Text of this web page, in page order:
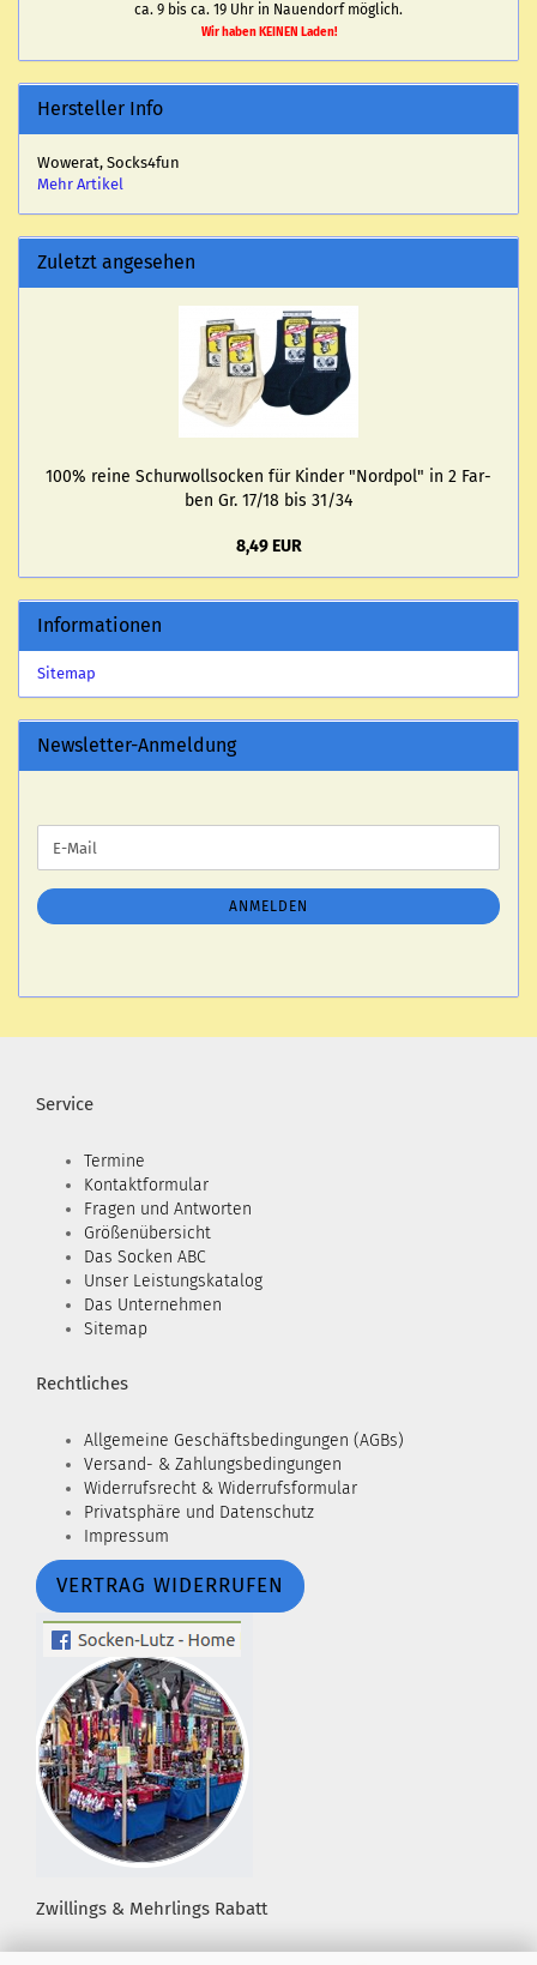
ca. 9 bis ca. 19 Uhr in Nauendorf möglich.
Wir haben KEINEN Laden!
Hersteller Info
Wowerat, Socks4fun
Mehr Artikel
Zuletzt angesehen
100% reine Schur­woll­so­cken für Kin­der "Nord­pol" in 2 Far­
ben Gr. 17/18 bis 31/34
8,49 EUR
Informationen
Sitemap
Newsletter-Anmeldung
ZUR
ANMELDUNG
E-
Mail
ANMELDEN
Service
Termine
Kontaktformular
Fragen und Antworten
Größenübersicht
Das Socken ABC
Unser Leistungskatalog
Das Unternehmen
Sitemap
Rechtliches
Allgemeine Geschäftsbedingungen (AGBs)
Versand- & Zahlungsbedingungen
Widerrufsrecht & Widerrufsformular
Privatsphäre und Datenschutz
Impressum
VERTRAG WIDERRUFEN
Zwillings & Mehrlings Rabatt